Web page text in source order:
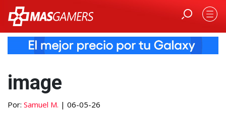
image
Por: Samuel M. | 06-05-26